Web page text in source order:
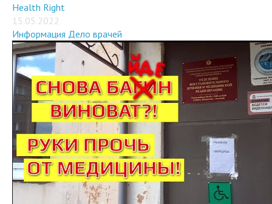
Health Right
15.05.2022
Информация Дело врачей